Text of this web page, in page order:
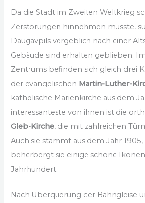
Da die Stadt im Zweiten Weltkrieg
Zerstörungen hinnehmen musste,
Daugavpils vergeblich nach einer
Gebäude sind erhalten geblieben.
Zentrums befinden sich gleich drei
der evangelischen Martin-Luther-
katholische Marienkirche aus dem
interessanteste von ihnen ist die
Gleb-Kirche, die mit zahlreichen
Auch sie stammt aus dem Jahr
beherbergt sie einige schöne Ikonen
Jahrhundert.
Nach Überquerung der Bahngleise